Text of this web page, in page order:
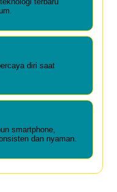
diri saat
smartphone,
dan nyaman.